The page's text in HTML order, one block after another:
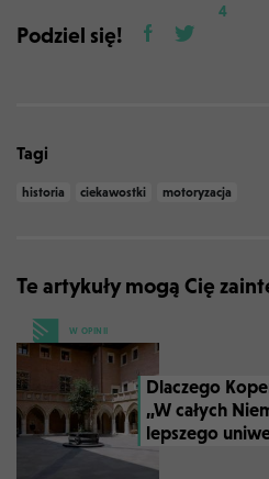
4
Podziel się!
Tagi
historia ciekawostki motoryzacja
Te artykuły mogą Cię
W OPINII
Dlaczego
„W całych
lepszego